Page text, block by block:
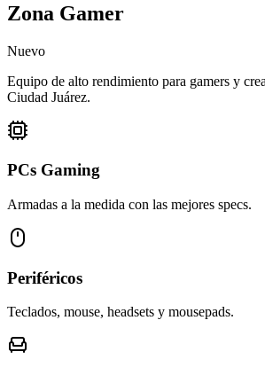
Zona Gamer
Nuevo
Equipo de alto rendimiento para gamers y
Ciudad Juárez.
PCs Gaming
Armadas a la medida con las mejores specs.
Periféricos
Teclados, mouse, headsets y mousepads.